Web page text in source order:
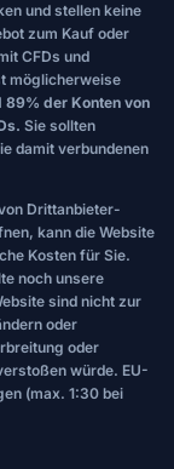
und stellen keine
zum Kauf oder
CFDs und
möglicherweise
89% der Konten von
Sie sollten
damit verbundenen
Drittanbieter-
kann die Website
Kosten für Sie.
noch unsere
sind nicht zur
oder
oder
würde. EU-
(max. 1:30 bei